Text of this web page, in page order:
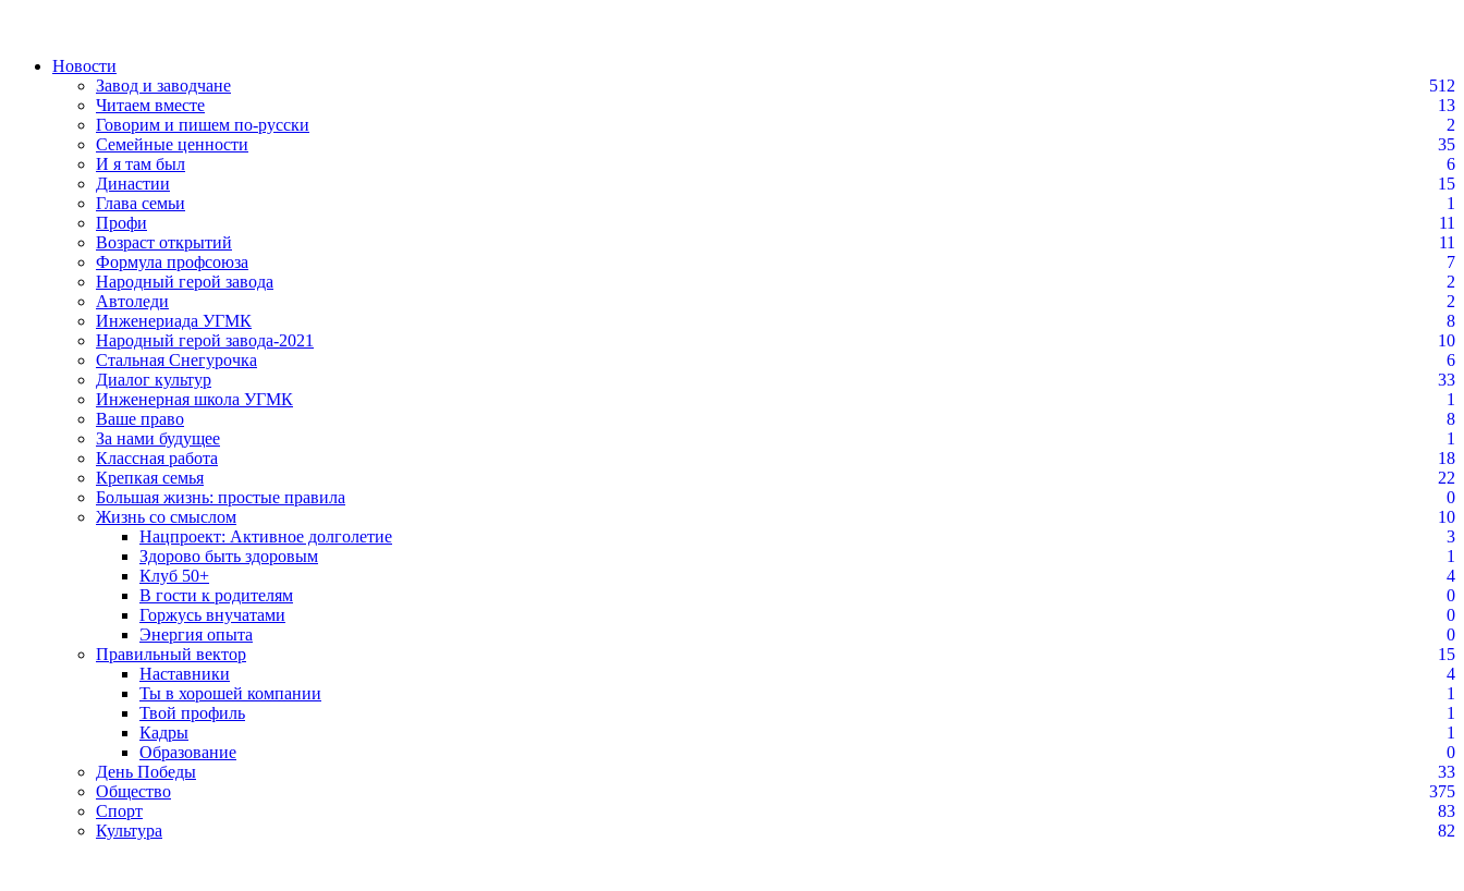
Новости
Завод и заводчане
512
Читаем вместе
13
Говорим и пишем по-русски
2
Семейные ценности
35
И я там был
6
Династии
15
Глава семьи
1
Профи
11
Возраст открытий
11
Формула профсоюза
7
Народный герой завода
2
Автоледи
2
Инженериада УГМК
8
Народный герой завода-2021
10
Стальная Снегурочка
6
Диалог культур
33
Инженерная школа УГМК
1
Ваше право
8
За нами будущее
1
Классная работа
18
Крепкая семья
22
Большая жизнь: простые правила
0
Жизнь со смыслом
10
Нацпроект: Активное долголетие
3
Здорово быть здоровым
1
Клуб 50+
4
В гости к родителям
0
Горжусь внучатами
0
Энергия опыта
0
Правильный вектор
15
Наставники
4
Ты в хорошей компании
1
Твой профиль
1
Кадры
1
Образование
0
День Победы
33
Общество
375
Спорт
83
Культура
82